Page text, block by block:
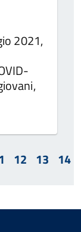
2021,
12 13 14